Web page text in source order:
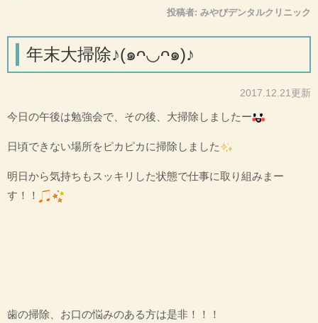
投稿者: みやびデンタルクリニック
年末大掃除♪(๑ᴖ◡ᴖ๑)♪
2017.12.21更新
今日の午後は勉強会で、その後、 大掃除しましたー
日頃できない場所をピカピカに掃除しました
明日から気持ちもスッキリした状態で仕事に取り組みまー
す！！
歯の掃除、お口の悩みのある方は是非！！！